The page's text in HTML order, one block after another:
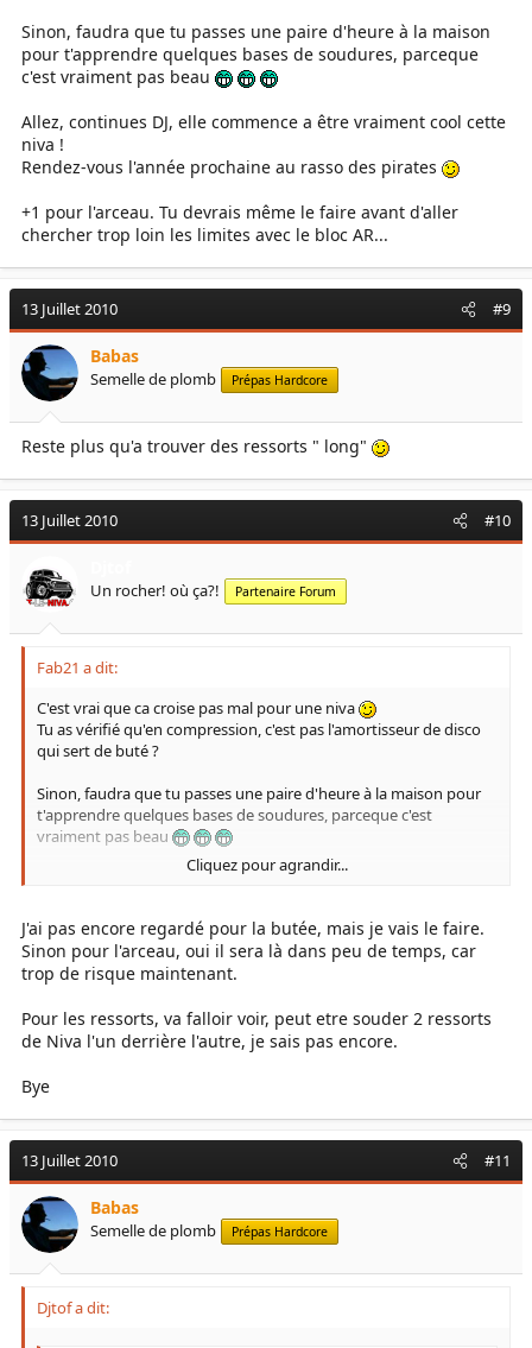
Sinon, faudra que tu passes une paire d'heure à la maison
pour t'apprendre quelques bases de soudures, parceque
c'est vraiment pas beau
Allez, continues DJ, elle commence a être vraiment cool cette
niva !
Rendez-vous l'année prochaine au rasso des pirates
+1 pour l'arceau. Tu devrais même le faire avant d'aller
chercher trop loin les limites avec le bloc AR...
13 Juillet 2010 #9
Babas
Semelle de plomb Prépas Hardcore
Reste plus qu'a trouver des ressorts " long"
13 Juillet 2010 #10
Un rocher! où ça?! Partenaire Forum
Fab21 a dit:
C'est vrai que ca croise pas mal pour une niva
Tu as vérifié qu'en compression, c'est pas l'amortisseur de disco
qui sert de buté ?
Sinon, faudra que tu passes une paire d'heure à la maison pour
t'apprendre quelques bases de soudures, parceque c'est
vraiment pas beau
Allez, continues DJ, elle commence a être vraiment cool cette niva
Rendez-vous l'année prochaine au rasso des pirates
+1 pour l'arceau. Tu devrais même le faire avant d'aller chercher
trop loin les limites avec le bloc AR...
Cliquez pour agrandir...
J'ai pas encore regardé pour la butée, mais je vais le faire.
Sinon pour l'arceau, oui il sera là dans peu de temps, car
trop de risque maintenant.
Pour les ressorts, va falloir voir, peut etre souder 2 ressorts
de Niva l'un derrière l'autre, je sais pas encore.
Bye
13 Juillet 2010 #11
Babas
Semelle de plomb Prépas Hardcore
Djtof a dit: